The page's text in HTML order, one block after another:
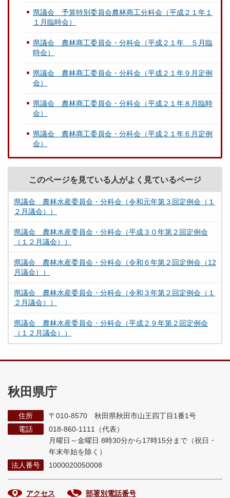
県議会 予算特別委員会農林商工分科会（平成２１年１
１月臨時会）
県議会 農林商工委員会・分科会（平成２１年 ５月臨
時会）
県議会 農林商工委員会・分科会（平成２１年９月定例
会）
県議会 農林商工委員会・分科会（平成２１年８月臨時
会）
県議会 農林商工委員会・分科会（平成２１年６月定例
会）
このページを見ている人がよく見ているページ
県議会 農林水産委員会・分科会（令和元年第３回定例会（１
２月議会））
県議会 農林水産委員会・分科会（平成３０年第２回定例会
（１２月議会））
県議会 農林水産委員会・分科会（令和６年第２回定例会（12
月議会））
県議会 農林水産委員会・分科会（令和３年第２回定例会（１
２月議会））
県議会 農林水産委員会・分科会（平成２９年第２回定例会
（１２月議会））
秋田県庁
住所
〒010-8570 秋田県秋田市山王四丁目1番1号
電話
018-860-1111（代表）
月曜日～金曜日 8時30分から17時15分まで （祝日・
年末年始を除く）
法人番号
1000020050008
アクセス 部署別電話番号